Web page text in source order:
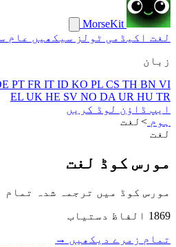
MorseKit
لغت اکیڈمی ٹولز سیکھیں عام
زبان
PT FR IT ID KO PL CS TH BN VI
EL UK HE SV NO DA UR HU TR
ایپ ڈاؤن لوڈ کریں
ہوم >لغت
لغت
مورس کوڈ لغت
مورس کوڈ میں ترجمہ شدہ تمام
1869 الفاظ دستیاب
تمام زمرے دیکھیں →